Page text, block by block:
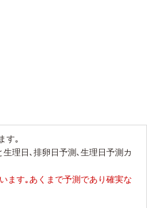
す｡
理日､排卵日予測､生理日予測カ
ます｡あくまで予測であり確実な